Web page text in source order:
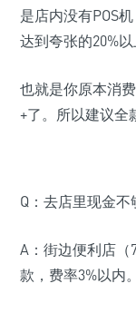
是店内没有POS
达到夸张的20%以
也就是你原本消
+了。所以建议全
Q：去店里现金
A：街边便利店（
款，费率3%以内。